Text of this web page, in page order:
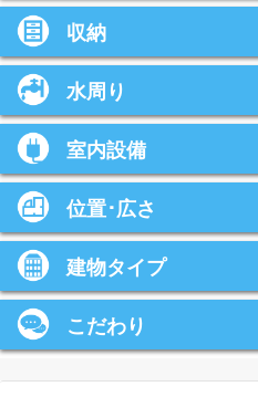
収納
水周り
室内設備
位置･広さ
建物タイプ
こだわり